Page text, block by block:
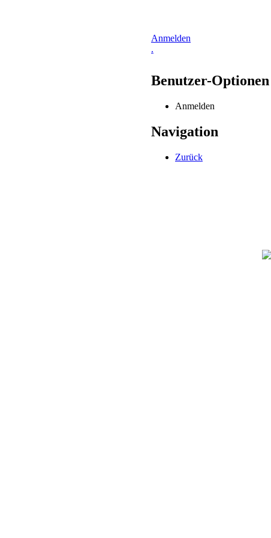
Anmelden
.
Benutzer-Optionen
Anmelden
Navigation
Zurück